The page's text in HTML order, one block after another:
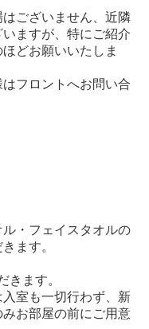
ございません、近隣
ますが、特にご紹介
どお願いいたしま
フロントへお問い合
・フェイスタオルの
ます。
きます。
室も一切行わず、新
お部屋の前にご用意